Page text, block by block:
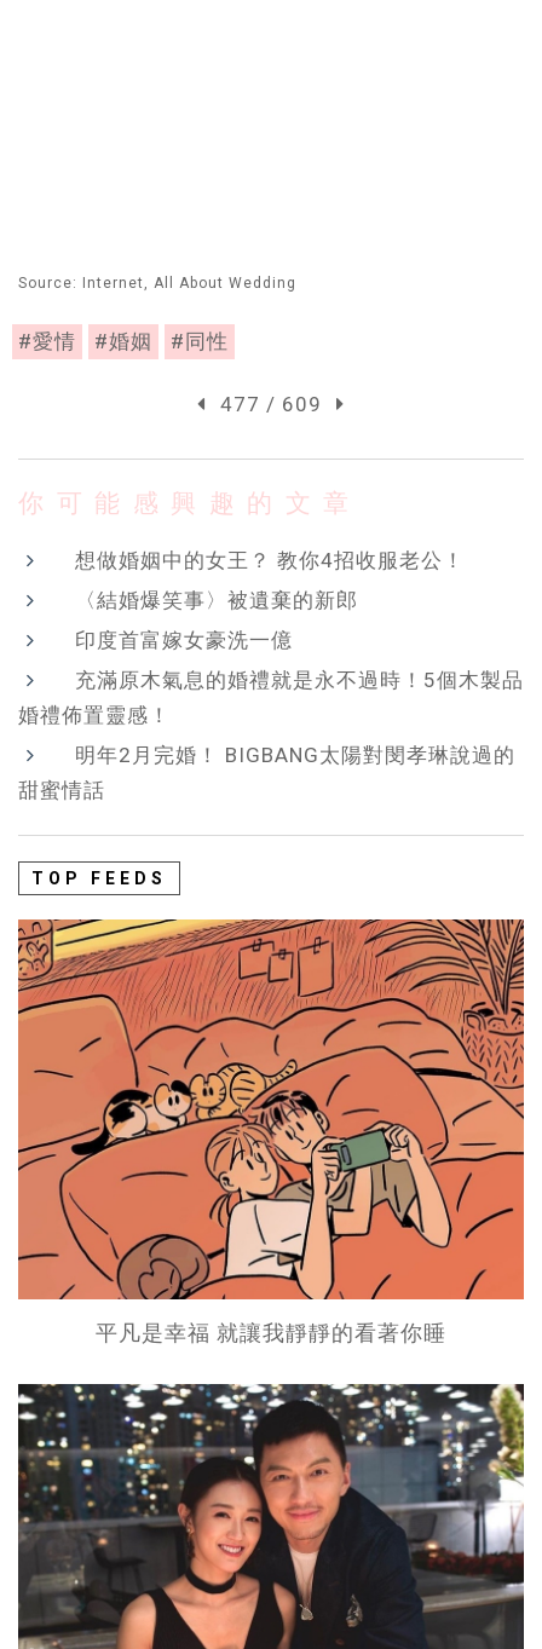
Source: Internet, All About Wedding
#愛情 #婚姻 #同性
477 / 609
你可能感興趣的文章
想做婚姻中的女王？ 教你4招收服老公！
〈結婚爆笑事〉被遺棄的新郎
印度首富嫁女豪洗一億
充滿原木氣息的婚禮就是永不過時！5個木製品
婚禮佈置靈感！
明年2月完婚！ BIGBANG太陽對閔孝琳說過的
甜蜜情話
TOP FEEDS
平凡是幸福 就讓我靜靜的看著你睡